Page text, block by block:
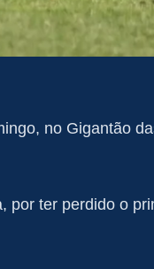
no Gigantão
por ter perdido o